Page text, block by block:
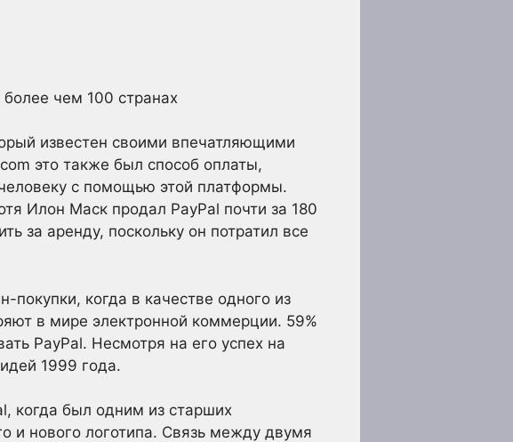
чем 100 странах
известен своими впечатляющими
это также был способ оплаты,
с помощью этой платформы.
Илон Маск продал PayPal почти за 180
за аренду, поскольку он потратил все
когда в качестве одного из
в мире электронной коммерции. 59%
PayPal. Несмотря на его успех на
1999 года.
когда был одним из старших
и нового логотипа. Связь между двумя